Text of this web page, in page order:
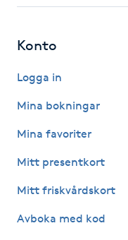
Massage
Medial vägledning
Medicinsk massage
Medium
Konto
Logga in
Mina bokningar
Mina favoriter
Mitt presentkort
Mitt friskvårdskort
Avboka med kod